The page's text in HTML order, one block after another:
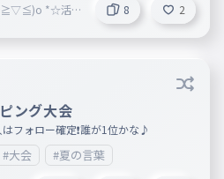
*☆活
8 2
ング大会
フォロー確定❗️誰が1位かな♪
#大会 #夏の言葉